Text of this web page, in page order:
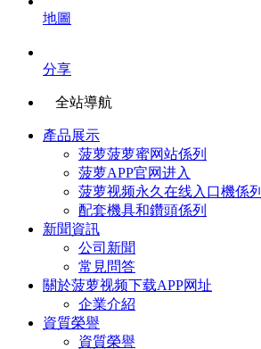
地圖
分享
全站導航
產品展示
菠萝菠萝蜜网站係列
菠萝APP官网进入
菠萝视频永久在线入口機係列
配套機具和鑽頭係列
新聞資訊
公司新聞
常見問答
關於菠萝视频下载APP网址
企業介紹
資質榮譽
資質榮譽